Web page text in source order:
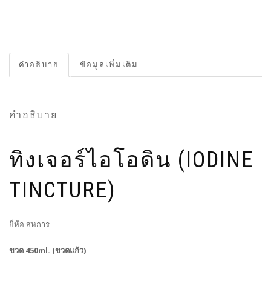
คำอธิบาย ข้อมูลเพิ่มเติม
คำอธิบาย
ทิงเจอร์ไอโอดิน (IODINE
TINCTURE)
ยี่ห้อ สหการ
ขวด 450ml. (ขวดแก้ว)